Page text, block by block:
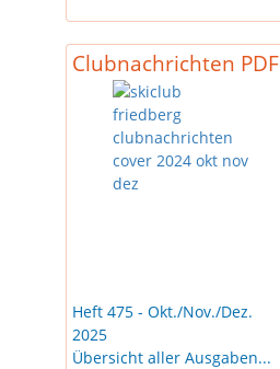
Clubnachrichten PDF
Heft 475 - Okt./Nov./Dez.
2025
Übersicht aller Ausgaben...